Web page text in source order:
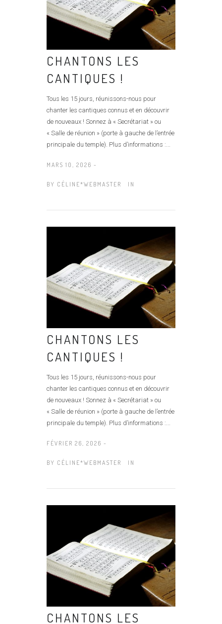
CHANTONS LES
CANTIQUES !
Tous les 15 jours, réunissons-nous pour
chanter les cantiques connus et en découvrir
de nouveaux ! Sonnez à « Secrétariat » ou
« Salle de réunion » (porte à gauche de l’entrée
principale du temple). Plus d’informations :...
MARS 10, 2026 -
BY CÉLINE*WEBMASTER IN
CHANTONS LES
CANTIQUES !
Tous les 15 jours, réunissons-nous pour
chanter les cantiques connus et en découvrir
de nouveaux ! Sonnez à « Secrétariat » ou
« Salle de réunion » (porte à gauche de l’entrée
principale du temple). Plus d’informations :...
FÉVRIER 26, 2026 -
BY CÉLINE*WEBMASTER IN
CHANTONS LES